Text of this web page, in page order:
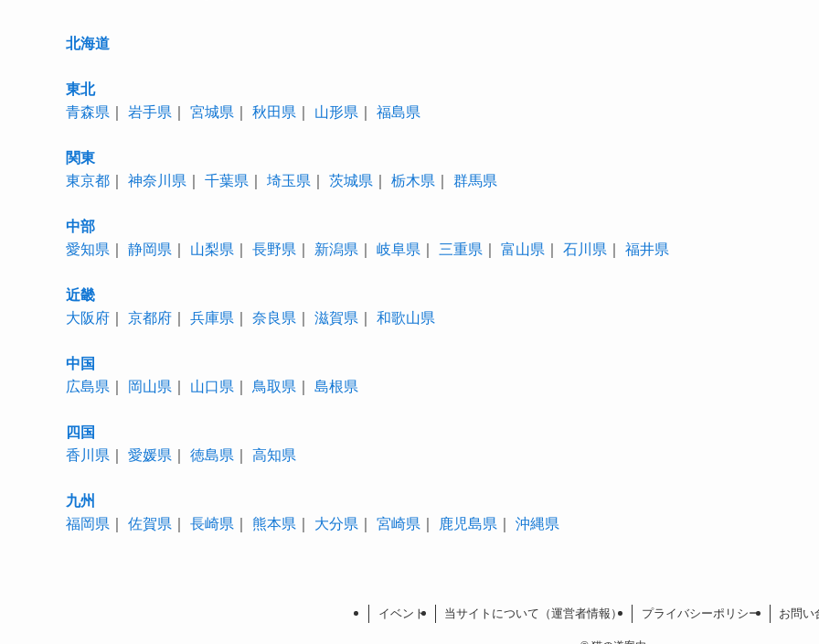
北海道
東北
青森県
岩手県 宮城県 秋田県 山形県 福島県
関東
東京都
神奈川県 千葉県 埼玉県 茨城県 栃木県 群馬県
中部
愛知県
静岡県 山梨県 長野県 新潟県 岐阜県 三重県 富山県 石川県 福井県
近畿
大阪府
京都府 兵庫県 奈良県 滋賀県 和歌山県
中国
広島県
岡山県 山口県 鳥取県 島根県
四国
香川県
愛媛県 徳島県 高知県
九州
福岡県
佐賀県 長崎県 熊本県 大分県 宮崎県 鹿児島県 沖縄県
イベント 当サイトについて（運営者情報） プライバシーポリシー お問い